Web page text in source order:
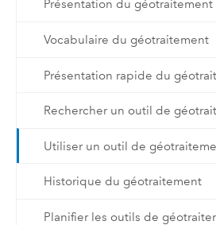
Présentation du géotraitement
Vocabulaire du géotraitement
Présentation rapide du
Rechercher un outil de
Utiliser un outil de
Historique du géotraitement
Planifier les outils de